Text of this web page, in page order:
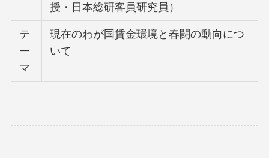
授・日本総研客員研究員）
テ
ー
マ
現在のわが国賃金環境と春闘の動向につ
いて